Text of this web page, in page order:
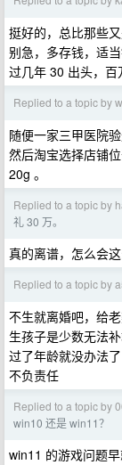
挺好的，总比那些
别急，多存钱，适当
过几年 30 出头，
Replied to a topic by
随便一家三甲医院
然后淘宝选择店铺
20g 。
Replied to a topic by
礼 30 万。
真的离谱，怎么会
Replied to a topic by
不生就离婚吧，给老
生孩子是少数无法
过了年龄就没办法
不负责任
Replied to a topic by
win10 还是 win11？
win11 的游戏问题